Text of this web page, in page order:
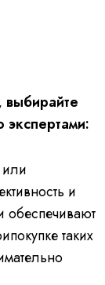
экспертами:
и
обеспечивают
таких